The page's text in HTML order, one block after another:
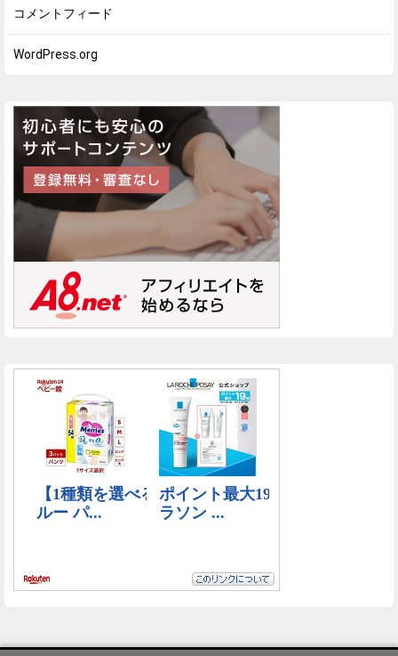
コメントフィード
WordPress.org